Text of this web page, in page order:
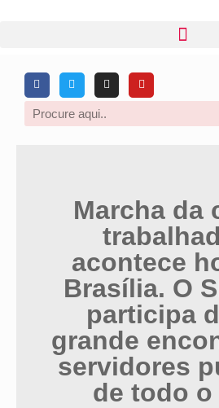
Marcha da
acontece
Brasília. O
participa
grande
servidores
de todo o